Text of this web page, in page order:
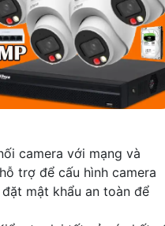
camera với mạng và
trợ để cấu hình camera
mật khẩu an toàn để